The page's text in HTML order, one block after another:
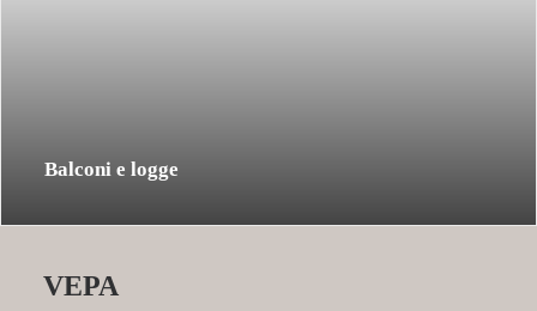
Balconi e logge
VEPA